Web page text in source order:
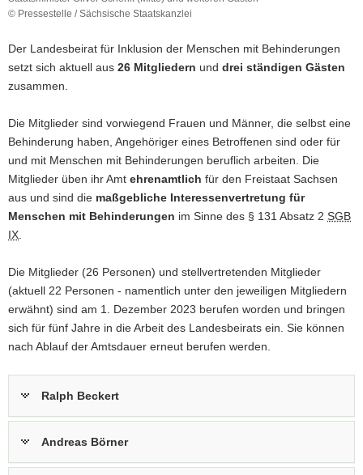
a
i
g
a
i
o
n
© Pressestelle / Sächsische Staatskanzlei
der
und
stellvertretenden
am
1.
2023
in
der
Sächsischen
Staatskanzlei
durch
Chef
der
Staatskanzlei,
Staatsminister
Oliver
Schenk
weiteren
Der Landesbeirat für Inklusion der Menschen mit Behinderungen
setzt sich aktuell aus 26 Mitgliedern und drei ständigen Gästen
zusammen.
Die Mitglieder sind vorwiegend Frauen und Männer, die selbst eine
Behinderung haben, Angehöriger eines Betroffenen sind oder für
und mit Menschen mit Behinderungen beruflich arbeiten. Die
Mitglieder üben ihr Amt ehrenamtlich für den Freistaat Sachsen
aus und sind die maßgebliche Interessenvertretung für
Menschen mit Behinderungen im Sinne des § 131 Absatz 2 SGB
IX.
Die Mitglieder (26 Personen) und stellvertretenden Mitglieder
(aktuell 22 Personen - namentlich unter den jeweiligen Mitgliedern
erwähnt) sind am 1. Dezember 2023 berufen worden und bringen
sich für fünf Jahre in die Arbeit des Landesbeirats ein. Sie können
nach Ablauf der Amtsdauer erneut berufen werden.
Ralph Beckert
Andreas Börner